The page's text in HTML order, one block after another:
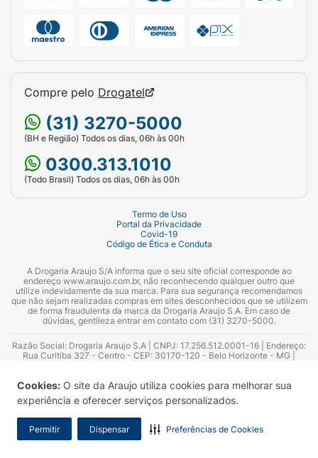
Cookies: O site da Araujo utiliza cookies para melhorar sua
experiência e oferecer serviços personalizados.
Permitir Dispensar Preferências de Cookies
Compre pelo Drogatel
(31) 3270-5000
(BH e Região) Todos os dias, 06h às 00h
0300.313.1010
(Todo Brasil) Todos os dias, 06h às 00h
Termo de Uso
Portal da Privacidade
Covid-19
Código de Ética e Conduta
A Drogaria Araujo S/A informa que o seu site oficial corresponde ao
endereço www.araujo.com.br, não reconhecendo qualquer outro que
utilize indevidamente da sua marca. Para sua segurança recomendamos
que não sejam realizadas compras em sites desconhecidos que se utilizem
de forma fraudulenta da marca da Drogaria Araujo S.A. Em caso de
dúvidas, gentileza entrar em contato com (31) 3270-5000.
Razão Social: Drogaria Araujo S.A | CNPJ: 17.256.512.0001-16 | Endereço:
Rua Curitiba 327 - Centro - CEP: 30170-120 - Belo Horizonte - MG |
Azevedo Guimarães – CRF 10.965 | Yasmin Silva Alvarenga – CRF 52.584 -
Consultor substituto: Thiago Aguiar Pinheiro - CRF Nº 13.748. Alvará
Sanitário: 2025020713 | Autorização de Funcionamento da Empresa (AFE):